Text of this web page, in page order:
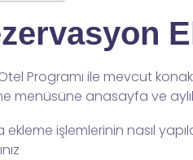
Programı ile mevcut
menüsüne anasayfa ve
ekleme işlemlerinin nasıl